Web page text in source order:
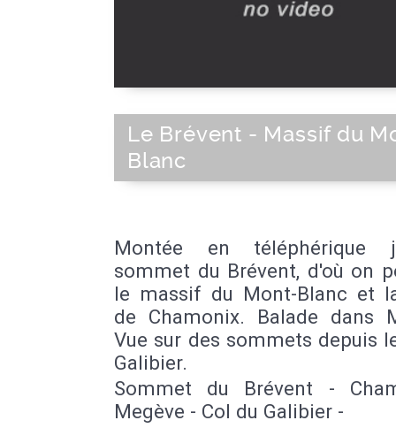
Le Brévent - Massif du
Blanc
Montée en téléphérique
sommet du Brévent, d'où on
le massif du Mont-Blanc et
de Chamonix. Balade dans
Vue sur des sommets depuis
Galibier.
Sommet du Brévent -
Megève - Col du Galibier -